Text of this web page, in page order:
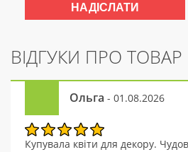
ВІДГУКИ ПРО ТОВАР
Ольга - 01.08.2026
Купувала квіти для декору.